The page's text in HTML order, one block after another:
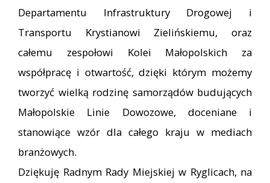
Departamentu Infrastruktury Drogowej i
Transportu Krystianowi Zielińskiemu, oraz
całemu zespołowi Kolei Małopolskich za
współpracę i otwartość, dzięki którym możemy
tworzyć wielką rodzinę samorządów budujących
Małopolskie Linie Dowozowe, doceniane i
stanowiące wzór dla całego kraju w mediach
branżowych.
Dziękuję Radnym Rady Miejskiej w Ryglicach, na